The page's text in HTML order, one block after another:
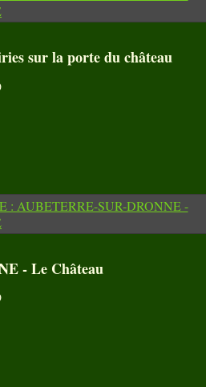
sur la porte du château
- Le Château